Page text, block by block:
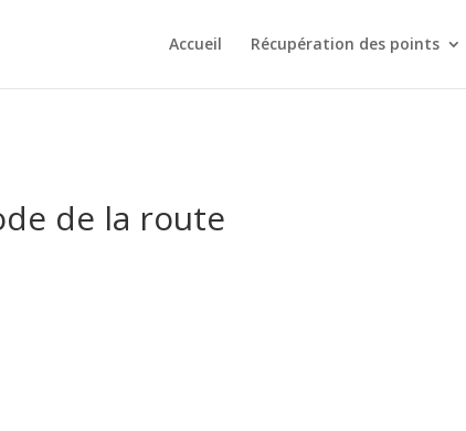
Accueil Récupération des points
de la route